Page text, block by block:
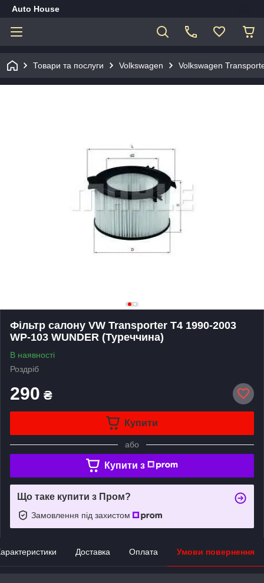
Auto House
Товари та послуги Volkswagen Volkswagen
Фільтр салону VW Transporter T4 1990-2003
WP-103 WUNDER (Туреччина)
В наявності
Роздріб
290 ₴
Купити
або
Купити з
Що таке купити з Пром?
Замовлення під захистом
Доставка Оплата Умови повернення